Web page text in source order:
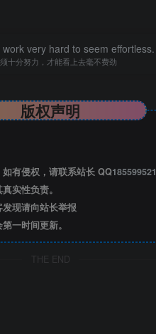
very hard to seem effortless.
十分努力，才能看上去毫不费劲
版权声明
有侵权，请联系站长 QQ185599521
实性负责。
现请向站长举报
一时间更新。
THE END